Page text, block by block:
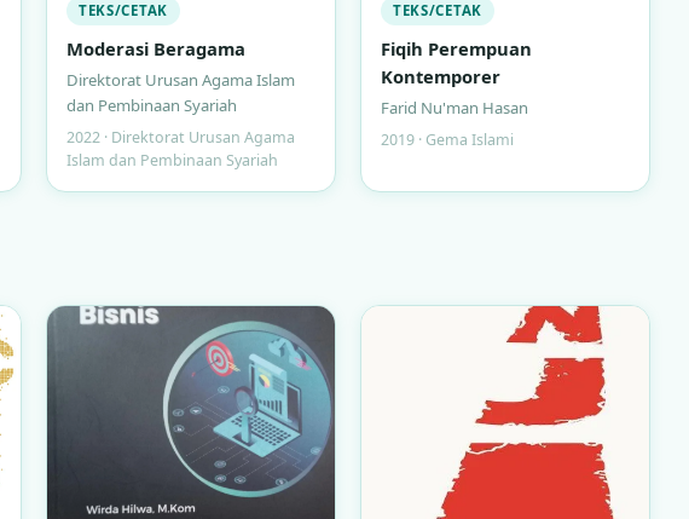
TEKS/CETAK
Moderasi Beragama
Direktorat Urusan Agama Islam
dan Pembinaan Syariah
2022 · Direktorat Urusan Agama
Islam dan Pembinaan Syariah
TEKS/CETAK
Fiqih Perempuan
Kontemporer
Farid Nu'man Hasan
2019 · Gema Islami